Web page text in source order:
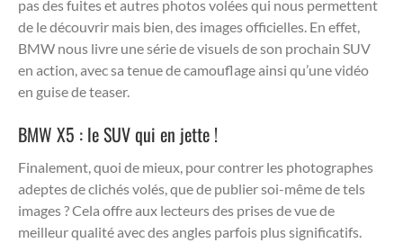
pas des fuites et autres photos volées qui nous permettent
de le découvrir mais bien, des images officielles. En effet,
BMW nous livre une série de visuels de son prochain SUV
en action, avec sa tenue de camouflage ainsi qu’une vidéo
en guise de teaser.
BMW X5 : le SUV qui en jette !
Finalement, quoi de mieux, pour contrer les photographes
adeptes de clichés volés, que de publier soi-même de tels
images ? Cela offre aux lecteurs des prises de vue de
meilleur qualité avec des angles parfois plus significatifs.